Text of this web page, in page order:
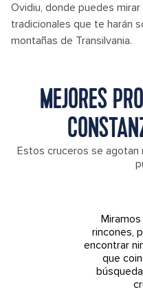
Ovidiu, donde puedes
tradicionales que te harán
montañas de Transilvania.
MEJORES
Estos cruceros se agotan
rincones,
encontrar
que